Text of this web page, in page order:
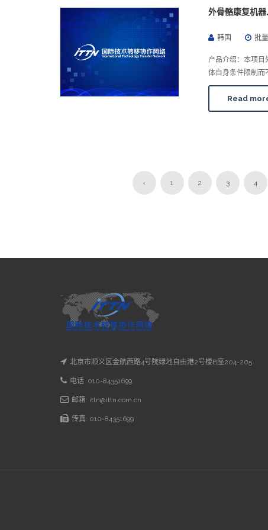
外骨骼康复机
韩国 批
产品介绍：本项目
体自身条件限制而
Read
‹ 1 2 3 4
北京市顺义区金航西路4号院绿地自由港2号楼B座204-205
电话: 010-84351699
邮箱: ittn@ittn.com.cn
传真: 010-84351699